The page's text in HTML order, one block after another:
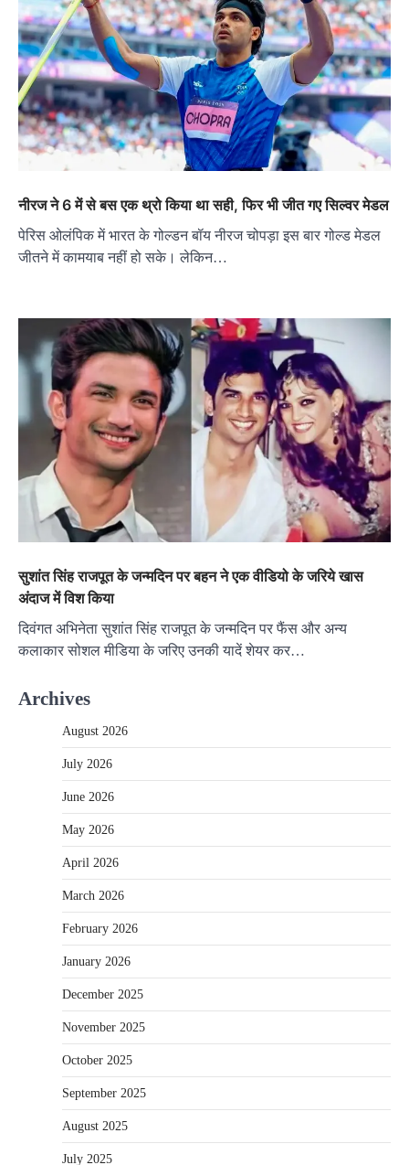
नीरज ने 6 में से बस एक थ्रो किया था सही, फिर भी जीत गए सिल्वर मेडल
पेरिस ओलंपिक में भारत के गोल्डन बॉय नीरज चोपड़ा इस बार गोल्ड मेडल
जीतने में कामयाब नहीं हो सके। लेकिन…
सुशांत सिंह राजपूत के जन्मदिन पर बहन ने एक वीडियो के जरिये खास
अंदाज में विश किया
दिवंगत अभिनेता सुशांत सिंह राजपूत के जन्मदिन पर फैंस और अन्य
कलाकार सोशल मीडिया के जरिए उनकी यादें शेयर कर…
Archives
August 2026
July 2026
June 2026
May 2026
April 2026
March 2026
February 2026
January 2026
December 2025
November 2025
October 2025
September 2025
August 2025
July 2025